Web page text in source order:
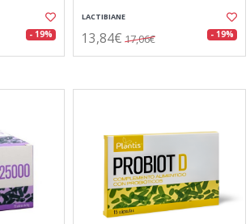
- 19%
LACTIBIANE
13,84€ 17,06€ - 19%